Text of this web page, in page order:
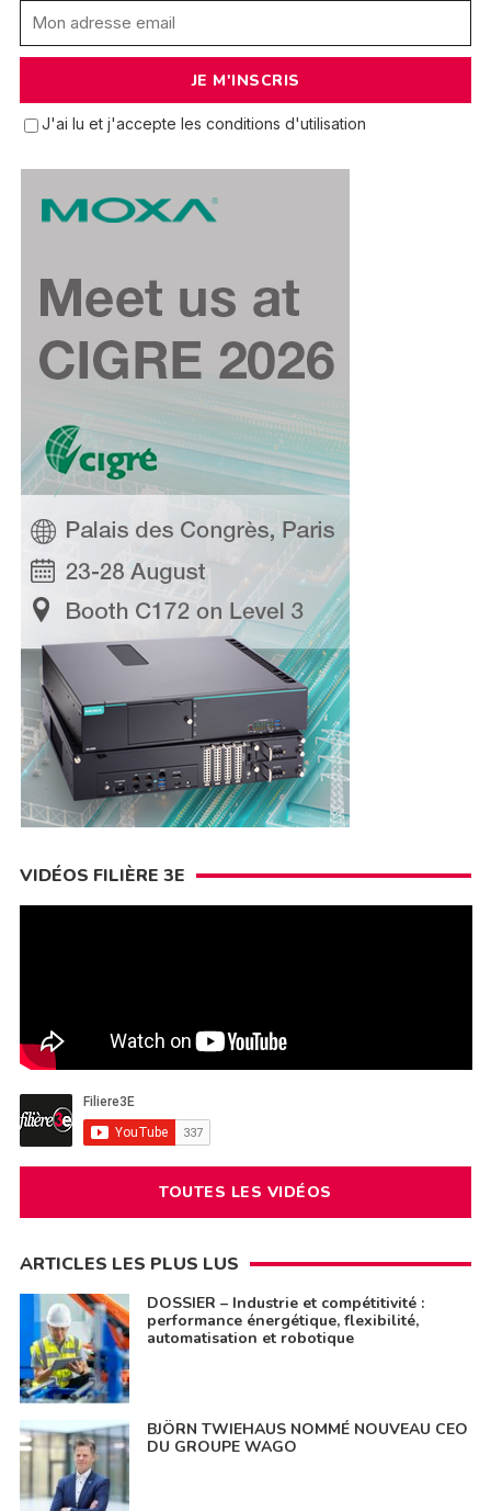
J'ai lu et j'accepte les conditions d'utilisation
VIDÉOS FILIÈRE 3E
TOUTES LES VIDÉOS
ARTICLES LES PLUS LUS
DOSSIER – Industrie et compétitivité :
performance énergétique, flexibilité,
automatisation et robotique
BJÖRN TWIEHAUS NOMMÉ NOUVEAU CEO
DU GROUPE WAGO